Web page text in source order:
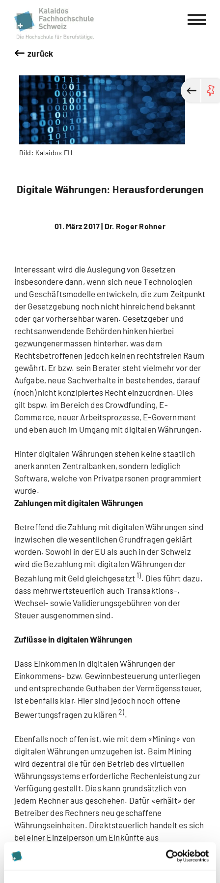
Kalaidos Fachhochschule Schweiz
zurück
Bild: Kalaidos FH
Digitale Währungen: Herausforderungen
01. März 2017 | Dr. Roger Rohner
Interessant wird die Auslegung von Gesetzen
insbesondere dann, wenn sich neue Technologien
und Geschäftsmodelle entwickeln, die zum Zeitpunkt
der Gesetzgebung noch nicht hinreichend bekannt
oder gar vorhersehbar waren. Gesetzgeber und
rechtsanwendende Behörden hinken hierbei
gezwungenermassen hinterher, was dem
Rechtsbetroffenen jedoch keinen rechtsfreien Raum
gewährt. Er bzw. sein Berater steht vielmehr vor der
Aufgabe, neue Sachverhalte in bestehendes, darauf
(noch) nicht konzipiertes Recht einzuordnen. Dies
gilt bspw. im Bereich des Crowdfunding, E-
Commerce, neuer Arbeitsprozesse, E-Government
und eben auch im Umgang mit digitalen Währungen.
Hinter digitalen Währungen stehen keine staatlich
anerkannten Zentralbanken, sondern lediglich
Software, welche von Privatpersonen programmiert
wurde.
Zahlungen mit digitalen Währungen
Betreffend die Zahlung mit digitalen Währungen sind
inzwischen die wesentlichen Grundfragen geklärt
worden. Sowohl in der EU als auch in der Schweiz
wird die Bezahlung mit digitalen Währungen der
Bezahlung mit Geld gleichgesetzt1). Dies führt dazu,
dass mehrwertsteuerlich auch Transaktions-,
Wechsel- sowie Validierungsgebühren von der
Steuer ausgenommen sind.
Zuflüsse in digitalen Währungen
Dass Einkommen in digitalen Währungen der
Einkommens- bzw. Gewinnbesteuerung unterliegen
und entsprechende Guthaben der Vermögenssteuer,
ist ebenfalls klar. Hier sind jedoch noch offene
Bewertungsfragen zu klären2).
Ebenfalls noch offen ist, wie mit dem «Mining» von
digitalen Währungen umzugehen ist. Beim Mining
wird dezentral die für den Betrieb des virtuellen
Währungssystems erforderliche Rechenleistung zur
Verfügung gestellt. Dies kann grundsätzlich von
jedem Rechner aus geschehen. Dafür «erhält» der
Betreiber des Rechners neu geschaffene
Währungseinheiten. Direktsteuerlich handelt es sich
bei einer Einzelperson um Einkünfte aus
selbständiger Erwerbstätigkeit